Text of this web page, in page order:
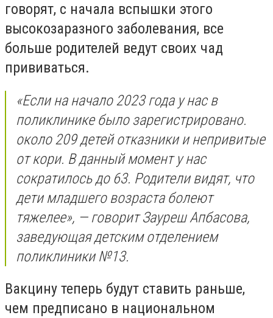
говорят, с начала вспышки этого
высокозаразного заболевания, все
больше родителей ведут своих чад
прививаться.
«Если на начало 2023 года у нас в
поликлинике было зарегистрировано.
около 209 детей отказники и непривитые
от кори. В данный момент у нас
сократилось до 63. Родители видят, что
дети младшего возраста болеют
тяжелее», — говорит Зауреш Апбасова,
заведующая детским отделением
поликлиники №13.
Вакцину теперь будут ставить раньше,
чем предписано в национальном